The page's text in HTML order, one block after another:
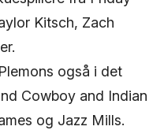
Kitsch, Zach
også i det
Cowboy and Indian
og Jazz Mills.